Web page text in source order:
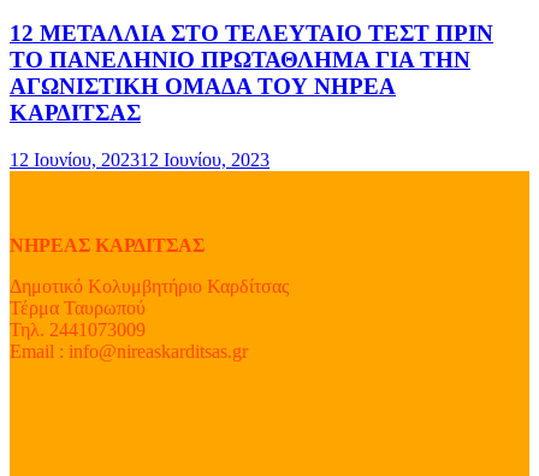
12 ΜΕΤΑΛΛΙΑ ΣΤΟ ΤΕΛΕΥΤΑΙΟ ΤΕΣΤ ΠΡΙΝ
ΤΟ ΠΑΝΕΛΗΝΙΟ ΠΡΩΤΑΘΛΗΜΑ ΓΙΑ ΤΗΝ
ΑΓΩΝΙΣΤΙΚΗ ΟΜΑΔΑ ΤΟΥ ΝΗΡΕΑ
ΚΑΡΔΙΤΣΑΣ
12 Ιουνίου, 202312 Ιουνίου, 2023
ΝΗΡΕΑΣ ΚΑΡΔΙΤΣΑΣ
Δημοτικό Κολυμβητήριο Καρδίτσας
Τέρμα Ταυρωπού
Τηλ. 2441073009
Email : info@nireaskarditsas.gr